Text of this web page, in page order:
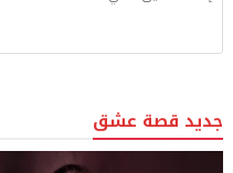
جديد قصة عشق